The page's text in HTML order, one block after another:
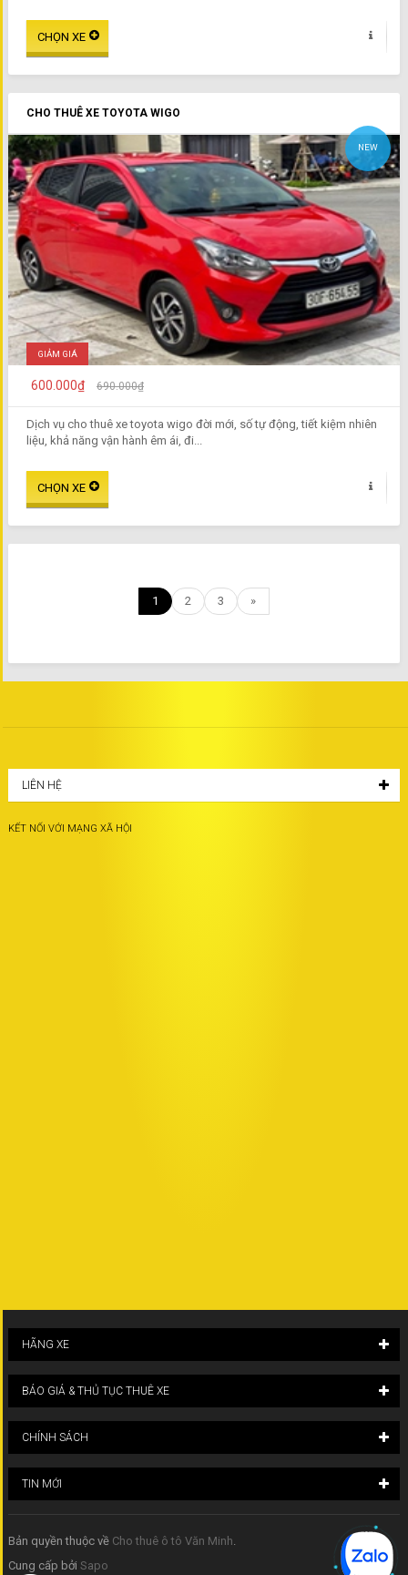
CHO THUÊ XE TOYOTA WIGO
NEW
GIẢM GIÁ
600.000₫ 690.000₫
Dịch vụ cho thuê xe toyota wigo đời mới, số tự động, tiết kiệm nhiên
liệu, khả năng vận hành êm ái, đi...
1 2 3 »
LIÊN HỆ
KẾT NỐI VỚI MẠNG XÃ HỘI
HÃNG XE
BÁO GIÁ & THỦ TỤC THUÊ XE
CHÍNH SÁCH
TIN MỚI
Bản quyền thuộc về Cho thuê ô tô Văn Minh
Cung cấp bởi Sapo